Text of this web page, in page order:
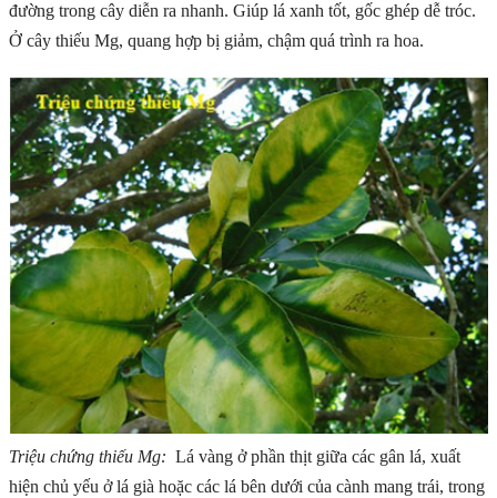
đường trong cây diễn ra nhanh. Giúp lá xanh tốt, gốc ghép dễ tróc.
Ở cây thiếu Mg, quang hợp bị giảm, chậm quá trình ra hoa.
Triệu chứng thiếu Mg: Lá vàng ở phần thịt giữa các gân lá, xuất
hiện chủ yếu ở lá già hoặc các lá bên dưới của cành mang trái, trong